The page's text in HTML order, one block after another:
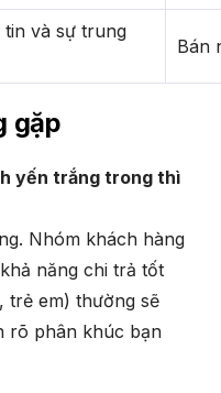
tin và sự trung
Bán
gặp
yến trắng trong thì
Nhóm khách hàng
năng chi trả tốt
trẻ em) thường sẽ
rõ phân khúc bạn